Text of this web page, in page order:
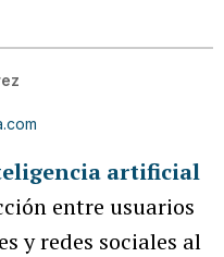
artificial
entre usuarios
y redes sociales al